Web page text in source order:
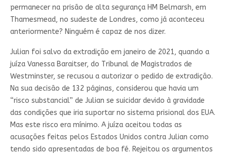
permanecer na prisão de alta segurança HM Belmarsh, em
Thamesmead, no sudeste de Londres, como já aconteceu
anteriormente? Ninguém é capaz de nos dizer.
Julian foi salvo da extradição em janeiro de 2021, quando a
juíza Vanessa Baraitser, do Tribunal de Magistrados de
Westminster, se recusou a autorizar o pedido de extradição.
Na sua decisão de 132 páginas, considerou que havia um
“risco substancial” de Julian se suicidar devido à gravidade
das condições que iria suportar no sistema prisional dos EUA.
Mas este risco era mínimo. A juíza aceitou todas as
acusações feitas pelos Estados Unidos contra Julian como
tendo sido apresentadas de boa fé. Rejeitou os argumentos